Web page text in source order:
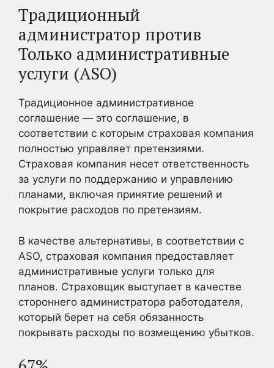
Традиционный
администратор против
Только административные
услуги (ASO)
Традиционное административное
соглашение — это соглашение, в
соответствии с которым страховая компания
полностью управляет претензиями.
Страховая компания несет ответственность
за услуги по поддержанию и управлению
планами, включая принятие решений и
покрытие расходов по претензиям.
В качестве альтернативы, в соответствии с
ASO, страховая компания предоставляет
административные услуги только для
планов. Страховщик выступает в качестве
стороннего администратора работодателя,
который берет на себя обязанность
покрывать расходы по возмещению убытков.